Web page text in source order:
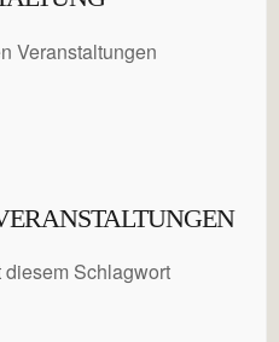
Veranstaltungen
Schlagwort